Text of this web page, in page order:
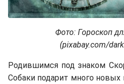
Фото: Гороскоп
(pixabay.com/
Родившимся под знаком
Собаки подарит много